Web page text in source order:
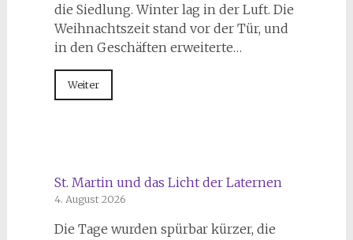
die Siedlung. Winter lag in der Luft. Die
Weihnachtszeit stand vor der Tür, und
in den Geschäften erweiterte…
Weiter
St. Martin und das Licht der Laternen
4. August 2026
Die Tage wurden spürbar kürzer, die